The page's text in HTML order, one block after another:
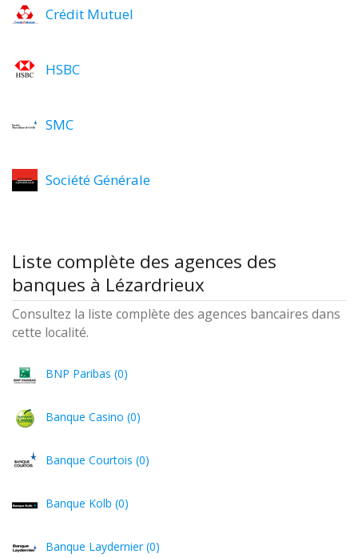
Crédit Mutuel
HSBC
SMC
Société Générale
Liste complète des agences des
banques à Lézardrieux
Consultez la liste complète des agences bancaires dans
cette localité.
BNP Paribas (0)
Banque Casino (0)
Banque Courtois (0)
Banque Kolb (0)
Banque Laydernier (0)